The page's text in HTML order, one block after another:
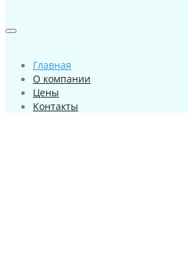
Главная
О компании
Цены
Контакты